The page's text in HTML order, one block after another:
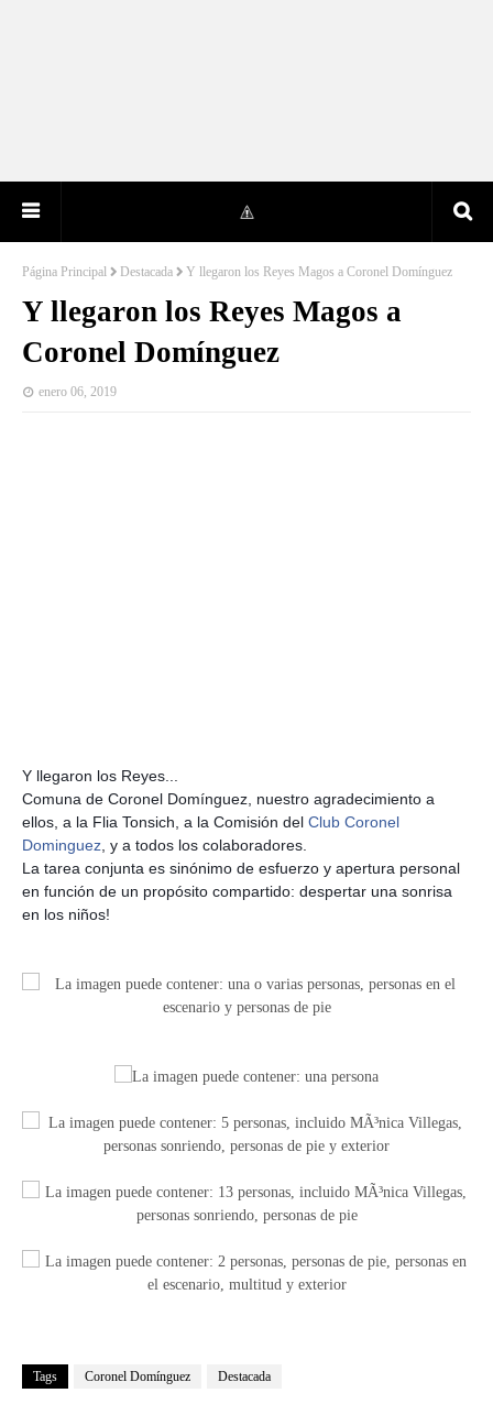
Página Principal Destacada Y llegaron los Reyes Magos a Coronel Domínguez
Y llegaron los Reyes Magos a
Coronel Domínguez
enero 06, 2019
Y llegaron los Reyes...
Comuna de Coronel Domínguez, nuestro agradecimiento a
ellos, a la Flia Tonsich, a la Comisión del Club Coronel
Dominguez , y a todos los colaboradores.
La tarea conjunta es sinónimo de esfuerzo y apertura personal
en función de un propósito compartido: despertar una sonrisa
en los niños!
Tags Coronel Domínguez Destacada